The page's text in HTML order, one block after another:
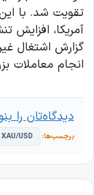
تقویت شد. با این
آمریکا، افزایش
انجام معاملات
XAU/USD
دیدگاه‌تان را